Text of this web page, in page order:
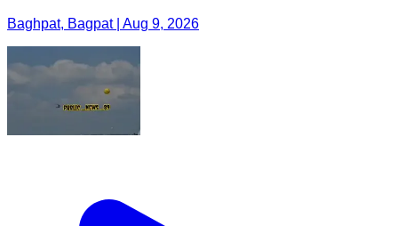
Baghpat, Bagpat | Aug 9, 2026